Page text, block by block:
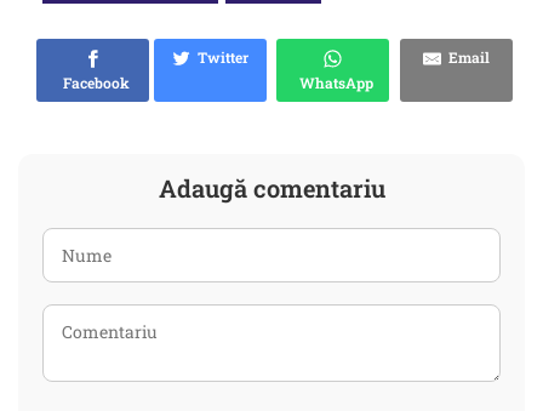
Facebook
Twitter
WhatsApp
Email
Adaugă comentariu